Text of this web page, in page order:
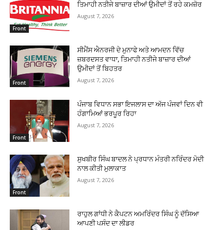
Front
ਤਿਮਾਹੀ ਨਤੀਜੇ ਬਾਜ਼ਾਰ ਦੀਆਂ ਉਮੀਦਾਂ ਤੋਂ ਰਹੇ ਕਮਜ਼ੋਰ
August 7, 2026
Front
ਸੀਮੈਂਸ ਐਨਰਜੀ ਦੇ ਮੁਨਾਫੇ ਅਤੇ ਆਮਦਨ ਵਿੱਚ
ਜ਼ਬਰਦਸਤ ਵਾਧਾ, ਤਿਮਾਹੀ ਨਤੀਜੇ ਬਾਜ਼ਾਰ ਦੀਆਂ
ਉਮੀਦਾਂ ਤੋਂ ਬਿਹਤਰ
August 7, 2026
Front
ਪੰਜਾਬ ਵਿਧਾਨ ਸਭਾ ਇਜਲਾਸ ਦਾ ਅੱਜ ਪੰਜਵਾਂ ਦਿਨ ਵੀ
ਹੰਗਾਮਿਆਂ ਭਰਪੂਰ ਰਿਹਾ
August 7, 2026
Front
ਸੁਖਬੀਰ ਸਿੰਘ ਬਾਦਲ ਨੇ ਪ੍ਰਧਾਨ ਮੰਤਰੀ ਨਰਿੰਦਰ ਮੋਦੀ
ਨਾਲ ਕੀਤੀ ਮੁਲਾਕਾਤ
August 7, 2026
ਰਾਹੁਲ ਗਾਂਧੀ ਨੇ ਕੈਪਟਨ ਅਮਰਿੰਦਰ ਸਿੰਘ ਨੂੰ ਦੱਸਿਆ
ਆਪਣੀ ਪਸੰਦ ਦਾ ਲੀਡਰ